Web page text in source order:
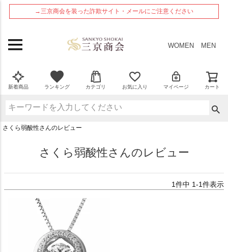
→三京商会を装った詐欺サイト・メールにご注意ください
WOMEN MEN
新着商品 ランキング カテゴリ お気に入り マイページ カート
さくら弱酸性さんのレビュー
さくら弱酸性さんのレビュー
1件中 1-1件表示
ペー